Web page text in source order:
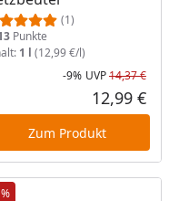
Preis
(1)
Punkte
1 l (12,99 €/l)
-9% UVP14,37 €
12,99 €
Zum Produkt